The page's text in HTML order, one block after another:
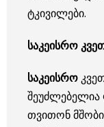
ტკივილები.
საკეისრო
საკეისრო
თვითონ